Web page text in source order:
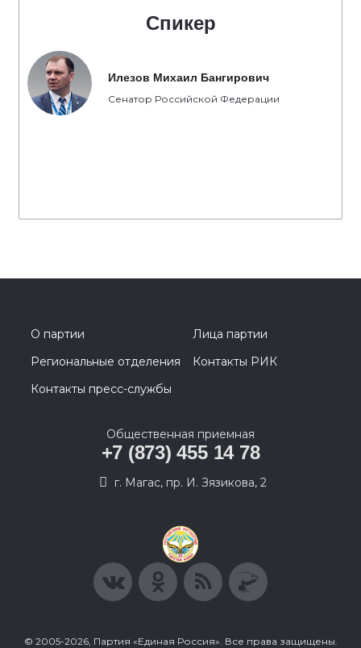
Спикер
Илезов Михаил Бангирович
Сенатор Российской Федерации
О партии
Лица партии
Региональные отделения
Контакты РИК
Контакты пресс-службы
Общественная приемная
+7 (873) 455 14 78
г. Магас, пр. И. Зязикова, 2
© 2005-2026, Партия «Единая Россия». Все права защищены.